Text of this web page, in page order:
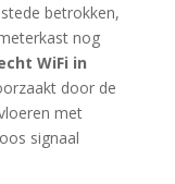
betrokken,
nog
WiFi in
door de
met
signaal